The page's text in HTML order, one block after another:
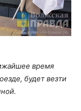
время
будет везти